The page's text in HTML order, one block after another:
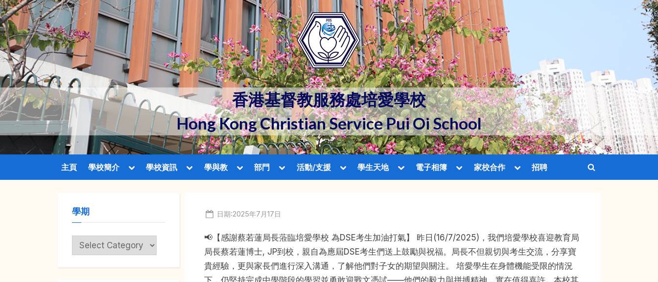
Skip
to
content
香港基督教服務處培愛學校
Hong Kong Christian Service Pui Oi School
主頁 學校簡介
Toggle
menu
Toggle
sub-
學校資訊
Toggle
menu
學與教
Toggle
menu
部門
Toggle
menu
活動/支援
Toggle
menu
Toggle
menu
Toggle
sub-
menu
Toggle
sub-
學生天地
Toggle
menu
電子相簿
Toggle
menu
menu
Toggle
sub-
menu
家校合作
Toggle
menu
招聘
Toggle
Author:
Yeung
Wing
Posted
日期:2025年7月17日
📢【感謝蔡若蓮局長蒞臨培愛學校 為DSE考生加油打氣】 昨日(16/7/2025)，我們培愛學校喜迎教育局
局長蔡若蓮博士, JP到校，親自為應屆DSE考生們送上鼓勵與祝福。局長不但親切與考生交流，分享寶
貴經驗，更與家長們進行深入溝通，了解他們對子女的期望與關注。 培愛學生在身體機能受限的情況
學期
期